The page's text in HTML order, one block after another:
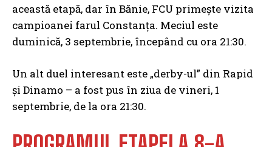
această etapă, dar în Bănie, FCU primește vizita
campioanei farul Constanța. Meciul este
duminică, 3 septembrie, începând cu ora 21:30.
Un alt duel interesant este „derby-ul” din Rapid
și Dinamo – a fost pus în ziua de vineri, 1
septembrie, de la ora 21:30.